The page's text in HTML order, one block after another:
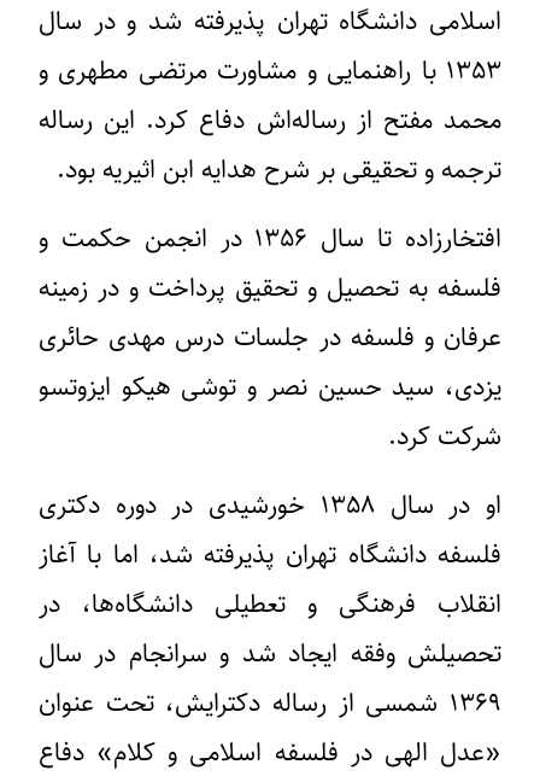
اسلامی دانشگاه تهران پذیرفته شد و در سال
۱۳۵۳ با راهنمایی و مشاورت مرتضی مطهری و
محمد مفتح از رساله‌اش دفاع کرد. این رساله
ترجمه و تحقیقی بر شرح هدایه ابن اثیریه بود.
افتخارزاده تا سال ۱۳۵۶ در انجمن حکمت و
فلسفه به تحصیل و تحقیق پرداخت و در زمینه
عرفان و فلسفه در جلسات درس مهدی حائری
یزدی، سید حسین نصر و توشی هیکو ایزوتسو
شرکت کرد.
او در سال ۱۳۵۸ خورشیدی در دوره دکتری
فلسفه دانشگاه تهران پذیرفته شد، اما با آغاز
انقلاب فرهنگی و تعطیلی دانشگاه‌ها، در
تحصیلش وفقه ایجاد شد و سرانجام در سال
۱۳۶۹ شمسی از رساله دکترایش، تحت عنوان
«عدل الهی در فلسفه اسلامی و کلام» دفاع